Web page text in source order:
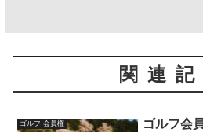
関連記
ゴルフ 会員権
ゴルフ会